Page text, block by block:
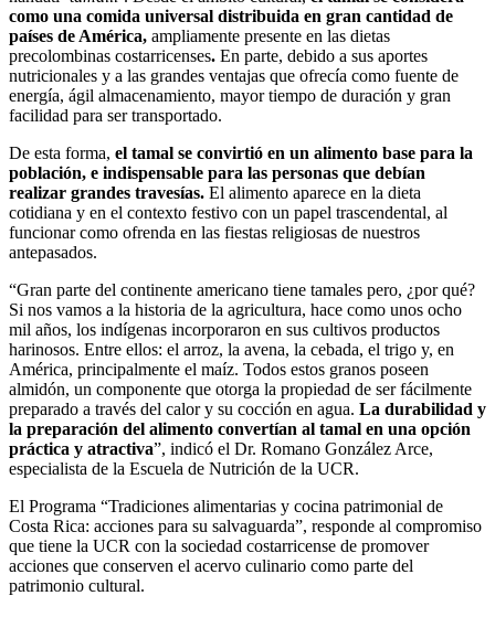
como una comida universal distribuida en gran cantidad de
países de América, ampliamente presente en las dietas
precolombinas costarricenses. En parte, debido a sus aportes
nutricionales y a las grandes ventajas que ofrecía como fuente de
energía, ágil almacenamiento, mayor tiempo de duración y gran
facilidad para ser transportado.
De esta forma, el tamal se convirtió en un alimento base para la
población, e indispensable para las personas que debían
realizar grandes travesías. El alimento aparece en la dieta
cotidiana y en el contexto festivo con un papel trascendental, al
funcionar como ofrenda en las fiestas religiosas de nuestros
antepasados.
“Gran parte del continente americano tiene tamales pero, ¿por qué?
Si nos vamos a la historia de la agricultura, hace como unos ocho
mil años, los indígenas incorporaron en sus cultivos productos
harinosos. Entre ellos: el arroz, la avena, la cebada, el trigo y, en
América, principalmente el maíz. Todos estos granos poseen
almidón, un componente que otorga la propiedad de ser fácilmente
preparado a través del calor y su cocción en agua. La durabilidad y
la preparación del alimento convertían al tamal en una opción
práctica y atractiva”, indicó el Dr. Romano González Arce,
especialista de la Escuela de Nutrición de la UCR.
El Programa “Tradiciones alimentarias y cocina patrimonial de
Costa Rica: acciones para su salvaguarda”, responde al compromiso
que tiene la UCR con la sociedad costarricense de promover
acciones que conserven el acervo culinario como parte del
patrimonio cultural.